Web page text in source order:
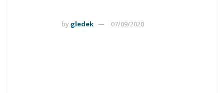
by gledek 07/09/2020